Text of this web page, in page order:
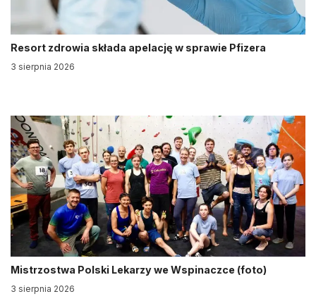
Resort zdrowia składa apelację w sprawie Pfizera
3 sierpnia 2026
Mistrzostwa Polski Lekarzy we Wspinaczce (foto)
3 sierpnia 2026